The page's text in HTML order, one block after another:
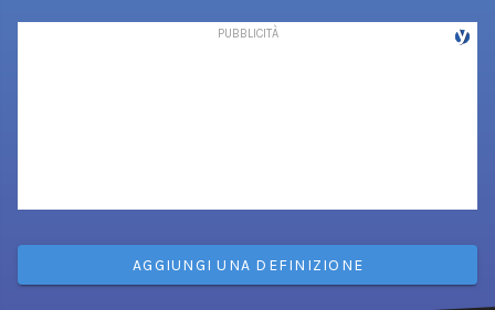
AGGIUNGI UNA DEFINIZIONE